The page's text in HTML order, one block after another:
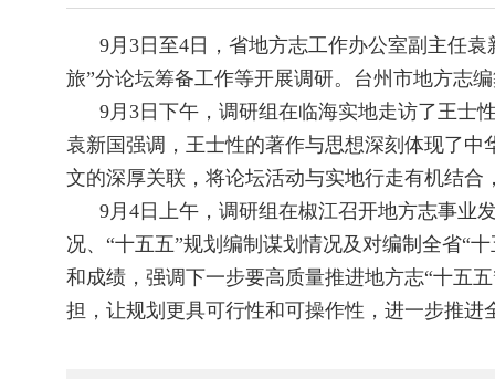
9月3日至4日，省地方志工作办公室副主任
旅”分论坛筹备工作等开展调研。台州市地方志
9月3日下午，调研组在临海实地走访了王士
袁新国强调，王士性的著作与思想深刻体现了
文的深厚关联，将论坛活动与实地行走有机结
9月4日上午，调研组在椒江召开地方志事业
况、“十五五”规划编制谋划情况及对编制全省“
和成绩，强调下一步要高质量推进地方志“十五
担，让规划更具可行性和可操作性，进一步推进